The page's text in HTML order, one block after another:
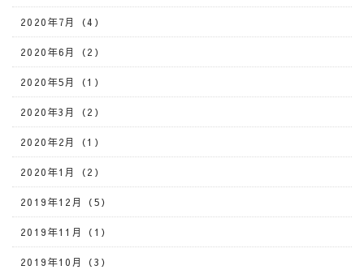
2020年7月（4）
2020年6月（2）
2020年5月（1）
2020年3月（2）
2020年2月（1）
2020年1月（2）
2019年12月（5）
2019年11月（1）
2019年10月（3）